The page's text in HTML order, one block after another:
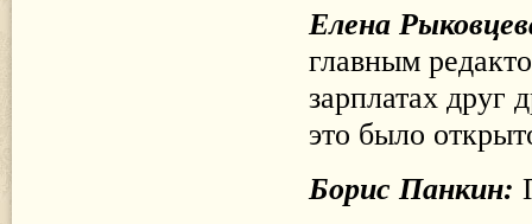
Елена
главным
зарплатах друг
это было
Борис Панкин: